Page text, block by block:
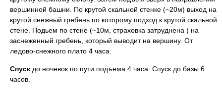
вершинной башни. По крутой скальной стенке (~20м) выход на
крутой снежный гребень по которому подход к крутой скальной
стене. Подьем по стене (~10м, страховка затруднена ) на
заснеженный гребень, который выводит на вершину. От
ледово-снежного плато 4 часа.
Спуск до ночевок по пути подъема 4 часа. Спуск до базы 6
часов.